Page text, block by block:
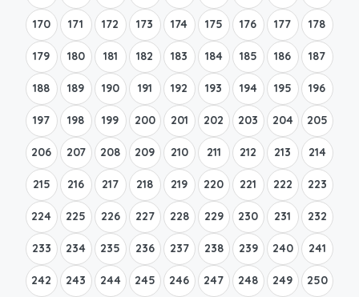
170 171 172 173 174 175 176 177 178
179 180 181 182 183 184 185 186 187
188 189 190 191 192 193 194 195 196
197 198 199 200 201 202 203 204 205
206 207 208 209 210 211 212 213 214
215 216 217 218 219 220 221 222 223
224 225 226 227 228 229 230 231 232
233 234 235 236 237 238 239 240 241
242 243 244 245 246 247 248 249 250